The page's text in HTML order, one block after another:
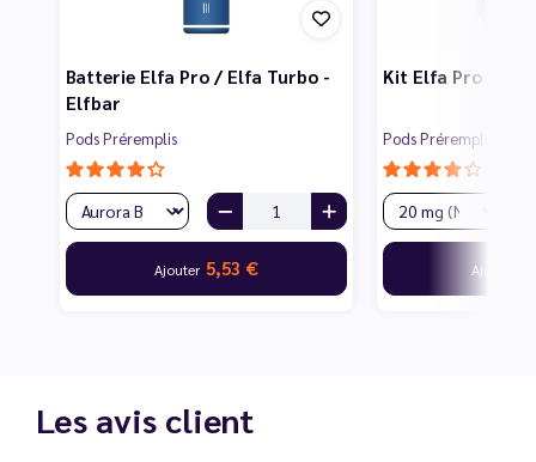
Batterie Elfa Pro / Elfa Turbo -
Elfbar
Pods Préremplis
Ajouter 5,53 €
Kit Elfa Pro -
Pods Préremplis
Ajouter
Les avis client